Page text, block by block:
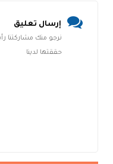
إرسال تعليق
نرجو منك مشاركتنا
حققتها لدينا